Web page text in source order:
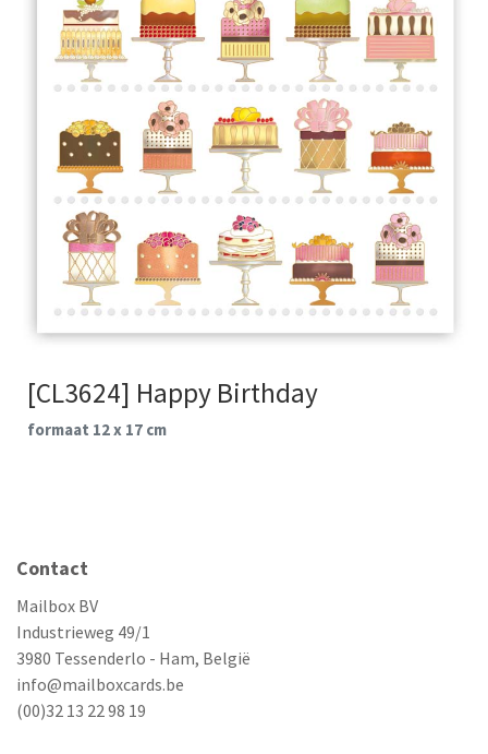
[CL3624] Happy Birthday
formaat 12 x 17 cm
Contact
Mailbox BV
Industrieweg 49/1
3980 Tessenderlo - Ham, België
info@mailboxcards.be
(00)32 13 22 98 19